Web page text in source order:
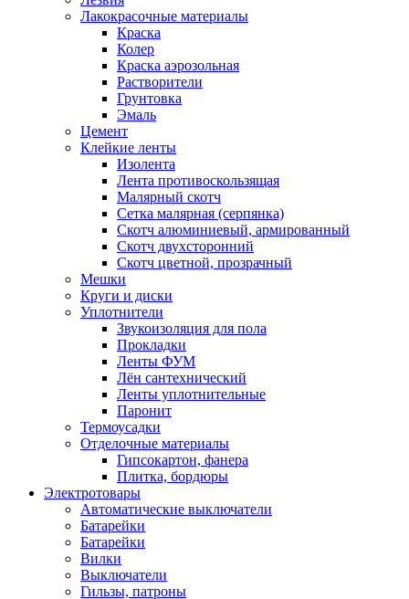
Лакокрасочные материалы
Краска
Колер
Краска аэрозольная
Растворители
Грунтовка
Эмаль
Цемент
Клейкие ленты
Изолента
Лента противоскользящая
Малярный скотч
Сетка малярная (серпянка)
Скотч алюминиевый, армированный
Скотч двухсторонний
Скотч цветной, прозрачный
Мешки
Круги и диски
Уплотнители
Звукоизоляция для пола
Прокладки
Ленты ФУМ
Лён сантехнический
Ленты уплотнительные
Паронит
Термоусадки
Отделочные материалы
Гипсокартон, фанера
Плитка, бордюры
Электротовары
Автоматические выключатели
Батарейки
Батарейки
Вилки
Выключатели
Гильзы, патроны